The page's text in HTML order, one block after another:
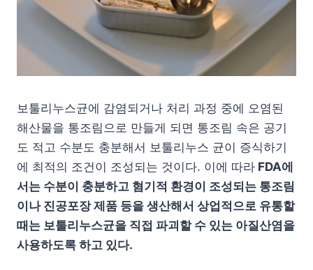
보툴리누스균에 감염되거나 처리 과정 중에 오염된
해산물을 통조림으로 만들게 되면 통조림 속은 공기
도 적고 수분도 충분해서 보툴리누스 균이 증식하기
에 최적의 조건이 조성되는 것이다. 이에 따라 FDA에
서는 수분이 충분하고 혐기적 환경이 조성되는 통조림
이나 진공포장 제품 등을 생산해서 상업적으로 유통할
때는 보툴리누스균을 직접 파괴할 수 있는 아질산염을
사용하도록 하고 있다.